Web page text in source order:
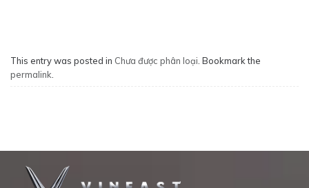
This entry was posted in Chưa được phân loại . Bookmark the
permalink